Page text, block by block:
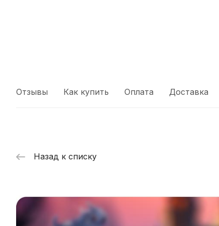
Отзывы Как купить Оплата Доставка
Назад к списку